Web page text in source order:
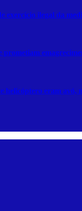
exercício ilegal da
prometiam
helicóptero eram avó,